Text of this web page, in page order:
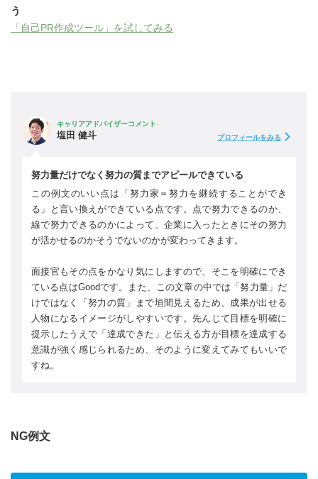
う
「自己PR作成ツール」を試してみる
キャリアアドバイザーコメント
塩田 健斗 プロフィールをみる
努力量だけでなく努力の質までアピールできている
この例文のいい点は「努力家＝努力を継続することができ
る」と言い換えができている点です。点で努力できるのか、
線で努力できるのかによって、企業に入ったときにその努力
が活かせるのかそうでないのかが変わってきます。
面接官もその点をかなり気にしますので、そこを明確にでき
ている点はGoodです。また、この文章の中では「努力量」だ
けではなく「努力の質」まで垣間見えるため、成果が出せる
人物になるイメージがしやすいです。先んじて目標を明確に
提示したうえで「達成できた」と伝える方が目標を達成する
意識が強く感じられるため、そのように変えてみてもいいで
すね。
NG例文